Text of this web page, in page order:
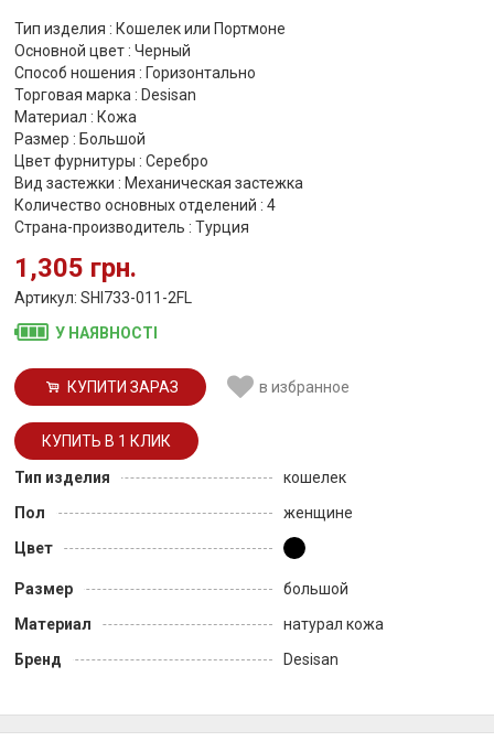
Тип изделия : Кошелек или Портмоне
Основной цвет : Черный
Способ ношения : Горизонтально
Торговая марка : Desisan
Материал : Кожа
Размер : Большой
Цвет фурнитуры : Серебро
Вид застежки : Механическая застежка
Количество основных отделений : 4
Страна-производитель : Турция
1,305 грн.
Артикул: SHI733-011-2FL
У НАЯВНОСТІ
КУПИТИ ЗАРАЗ в избранное
Тип изделия
кошелек
Пол
женщине
Цвет
Размер
большой
Материал
натурал кожа
Бренд
Desisan